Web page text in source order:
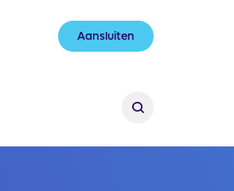
Aansluiten